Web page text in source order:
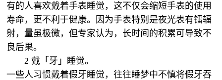
有的人喜欢戴着手表睡觉，这不仅会缩短手表的使用
寿命，更不利于健康。因为手表特别是夜光表有镭辐
射，量虽极微，但专家认为，长时间的积累可导致不
良后果。
2 戴「牙」睡觉。
一些人习惯戴着假牙睡觉，往往睡梦中不慎将假牙吞